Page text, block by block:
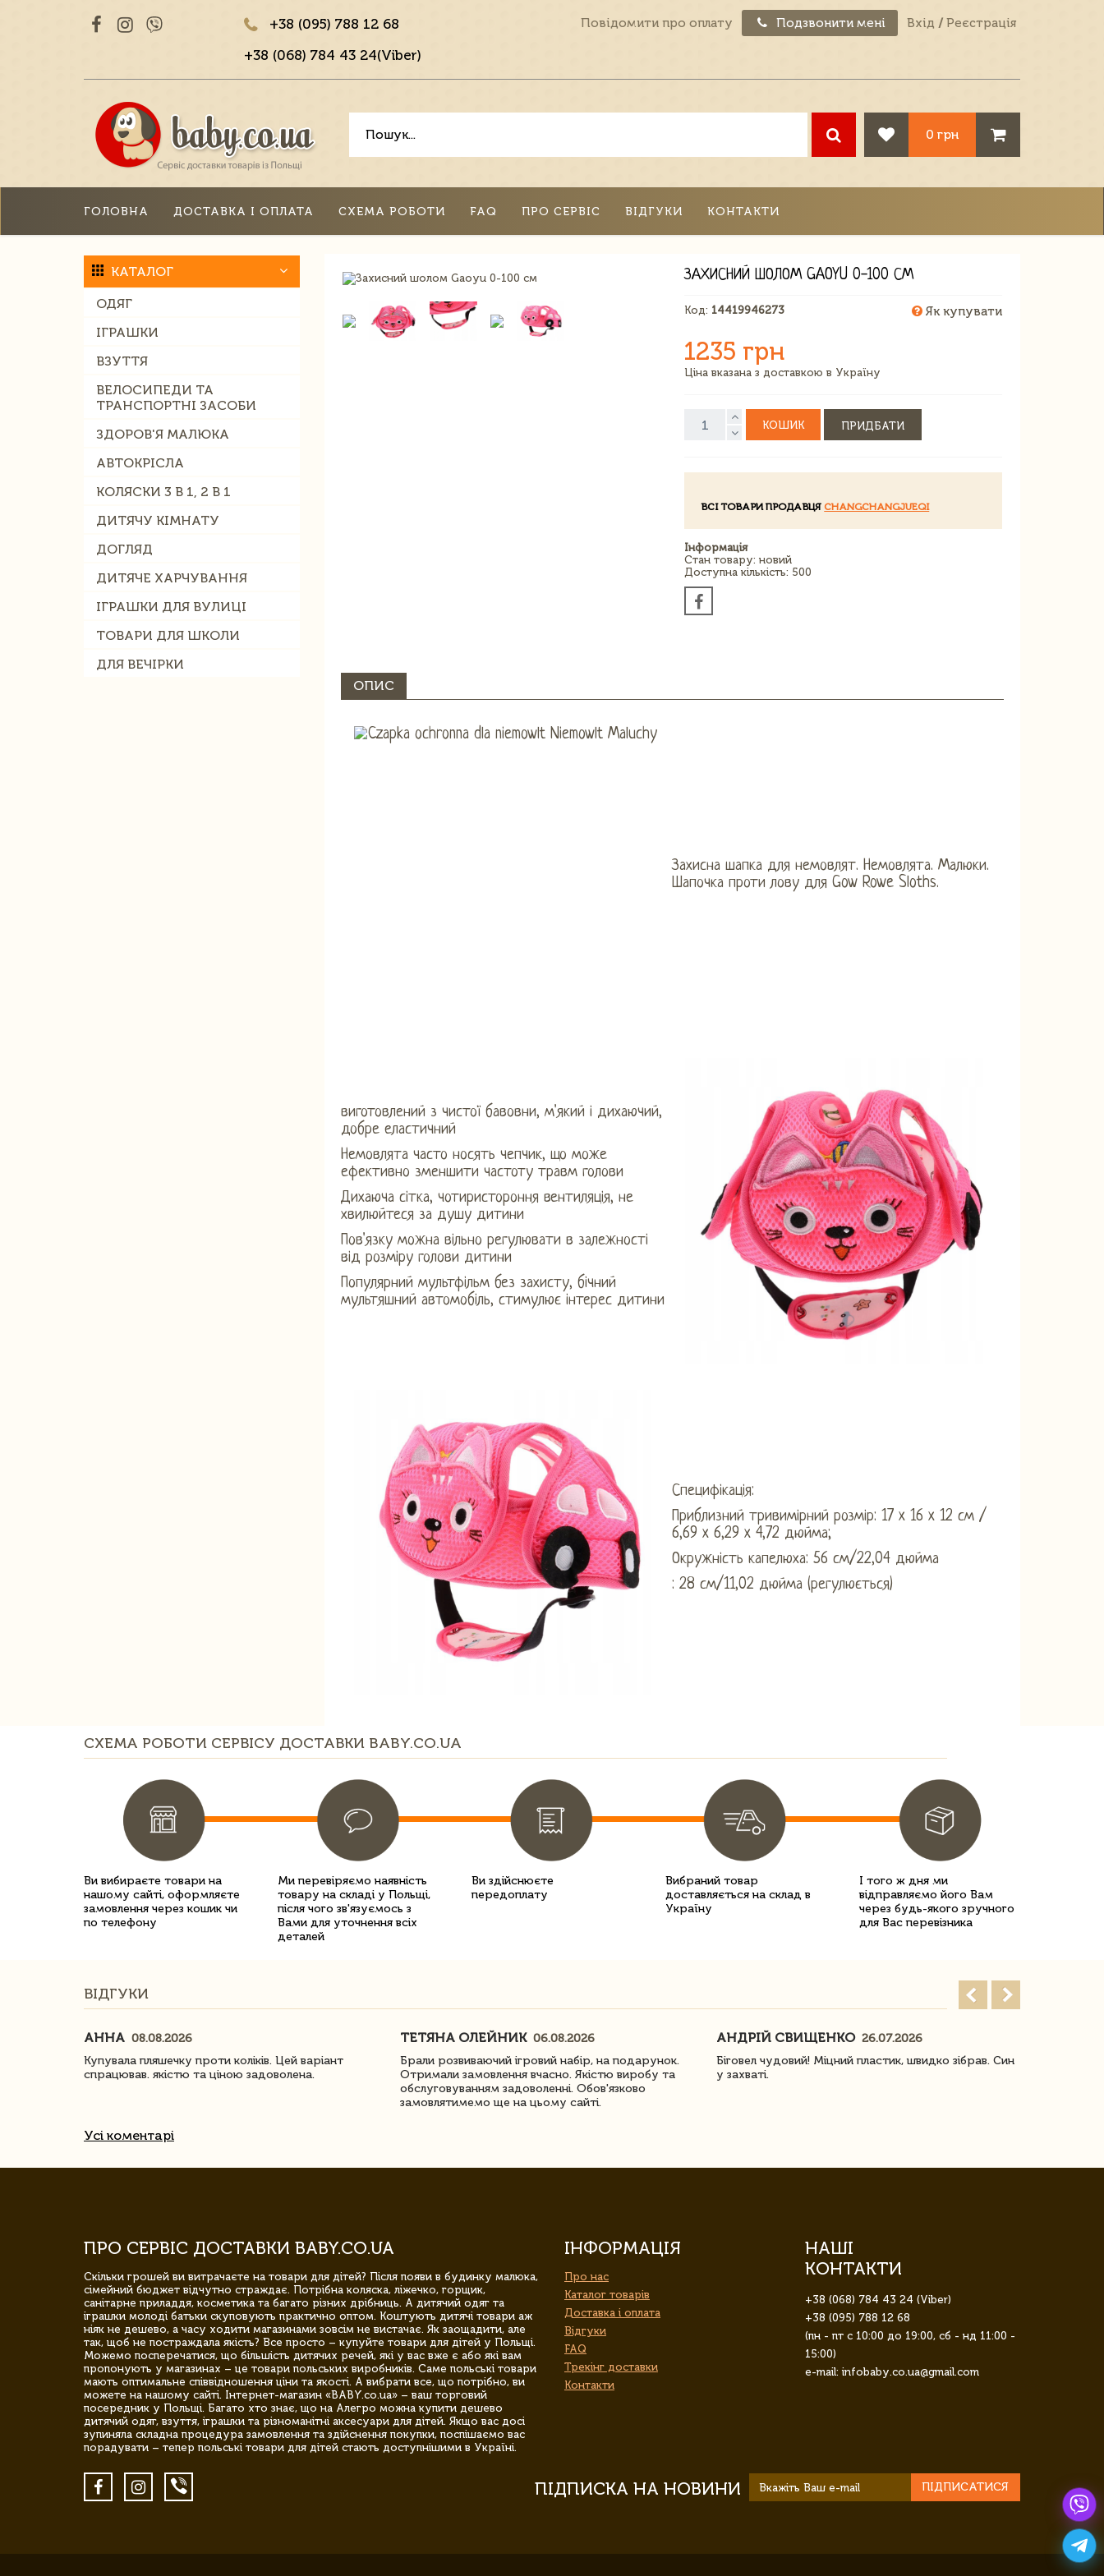
+38 (095) 788 12 68
+38 (068) 784 43 24(Viber)
Повідомити про оплату Подзвонити мені Вхід / Реєстрація
0 грн
ГОЛОВНА ДОСТАВКА І ОПЛАТА СХЕМА РОБОТИ FAQ ПРО СЕРВІС ВІДГУКИ КОНТАКТИ
КАТАЛОГ
ОДЯГ
ІГРАШКИ
ВЗУТТЯ
ВЕЛОСИПЕДИ ТА
ТРАНСПОРТНІ ЗАСОБИ
ЗДОРОВ'Я МАЛЮКА
АВТОКРІСЛА
КОЛЯСКИ 3 В 1, 2 В 1
ДИТЯЧУ КІМНАТУ
ДОГЛЯД
ДИТЯЧЕ ХАРЧУВАННЯ
ІГРАШКИ ДЛЯ ВУЛИЦІ
ТОВАРИ ДЛЯ ШКОЛИ
ДЛЯ ВЕЧІРКИ
ЗАХИСНИЙ ШОЛОМ GAOYU 0-100 СМ
Код: 14419946273 Як купувати
1235 грн
Ціна вказана з доставкою в Україну
КОШИК ПРИДБАТИ
ВСІ ТОВАРИ ПРОДАВЦЯCHANGCHANGJUEQI
Інформація
Стан товару: новий
Доступна кількість: 500
ОПИС
Захисна шапка для немовлят. Немовлята. Малюки.
Шапочка проти лову для Gow Rowe Sloths.
виготовлений з чистої бавовни, м'який і дихаючий,
добре еластичний
Немовлята часто носять чепчик, що може
ефективно зменшити частоту травм голови
Дихаюча сітка, чотиристороння вентиляція, не
хвилюйтеся за душу дитини
Пов'язку можна вільно регулювати в залежності
від розміру голови дитини
Популярний мультфільм без захисту, бічний
мультяшний автомобіль, стимулює інтерес дитини
Специфікація:
Приблизний тривимірний розмір: 17 x 16 x 12 см /
6,69 x 6,29 x 4,72 дюйма;
Окружність капелюха: 56 см/22,04 дюйма
: 28 см/11,02 дюйма (регулюється)
СХЕМА РОБОТИ СЕРВІСУ ДОСТАВКИ BABY.CO.UA
Ви вибираєте товари на
нашому сайті, оформляєте
замовлення через кошик чи
по телефону
Ми перевіряємо наявність
товару на складі у Польщі,
після чого зв'язуємось з
Вами для уточнення всіх
деталей
Ви здійснюєте
передоплату
Вибраний товар
доставляється на склад в
Україну
І того ж дня ми
відправляємо його Вам
через будь-якого зручного
для Вас перевізника
ВІДГУКИ
АННА 08.08.2026
Купувала пляшечку проти коліків. Цей варіант
спрацював. якістю та ціною задоволена.
ТЕТЯНА ОЛЕЙНИК 06.08.2026
Брали розвиваючий ігровий набір, на подарунок.
Отримали замовлення вчасно. Якістю виробу та
обслуговуванням задоволенні. Обов'язково
замовлятимемо ще на цьому сайті.
АНДРІЙ СВИЩЕНКО 26.07.2026
Біговел чудовий! Міцний пластик, швидко зібрав. Син
у захваті.
Усі коментарі
ПРО СЕРВІС ДОСТАВКИ BABY.CO.UA
Скільки грошей ви витрачаєте на товари для дітей? Після появи в будинку малюка,
сімейний бюджет відчутно страждає. Потрібна коляска, ліжечко, горщик,
санітарне приладдя, косметика та багато різних дрібниць. А дитячий одяг та
іграшки молоді батьки скуповують практично оптом. Коштують дитячі товари аж
ніяк не дешево, а часу ходити магазинами зовсім не вистачає. Як заощадити, але
так, щоб не постраждала якість? Все просто – купуйте товари для дітей у Польщі.
Можемо посперечатися, що більшість дитячих речей, які у вас вже є або які вам
пропонують у магазинах – це товари польських виробників. Саме польські товари
мають оптимальне співвідношення ціни та якості. А вибрати все, що потрібно, ви
можете на нашому сайті. Інтернет-магазин «BABY.co.ua» – ваш торговий
посередник у Польщі. Багато хто знає, що на Алегро можна купити дешево
дитячий одяг, взуття, іграшки та різноманітні аксесуари для дітей. Якщо вас досі
зупиняла складна процедура замовлення та здійснення покупки, поспішаємо вас
порадувати – тепер польські товари для дітей стають доступнішими в Україні.
ІНФОРМАЦІЯ
Про нас
Каталог товарів
Доставка і оплата
Відгуки
FAQ
Трекінг доставки
Контакти
НАШІ
КОНТАКТИ
+38 (068) 784 43 24 (Viber)
+38 (095) 788 12 68
(пн - пт с 10:00 до 19:00, сб - нд 11:00 -
15:00)
e-mail: infobaby.co.ua@gmail.com
ПІДПИСКА НА НОВИНИ ПІДПИСАТИСЯ